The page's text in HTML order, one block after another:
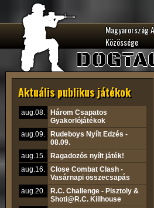
Magyarország
Közössége
Aktuális publikus játékok
aug.08.
Három Csapatos
Gyakorlójátékok
aug.09.
Rudeboys Nyílt Edzés -
08.09.
aug.15.
Ragadozós nyílt játék!
aug.16.
Close Combat Clash -
Vasárnapi összecsapás
aug.20.
R.C. Challenge - Pisztoly &
Shoti@R.C. Killhouse